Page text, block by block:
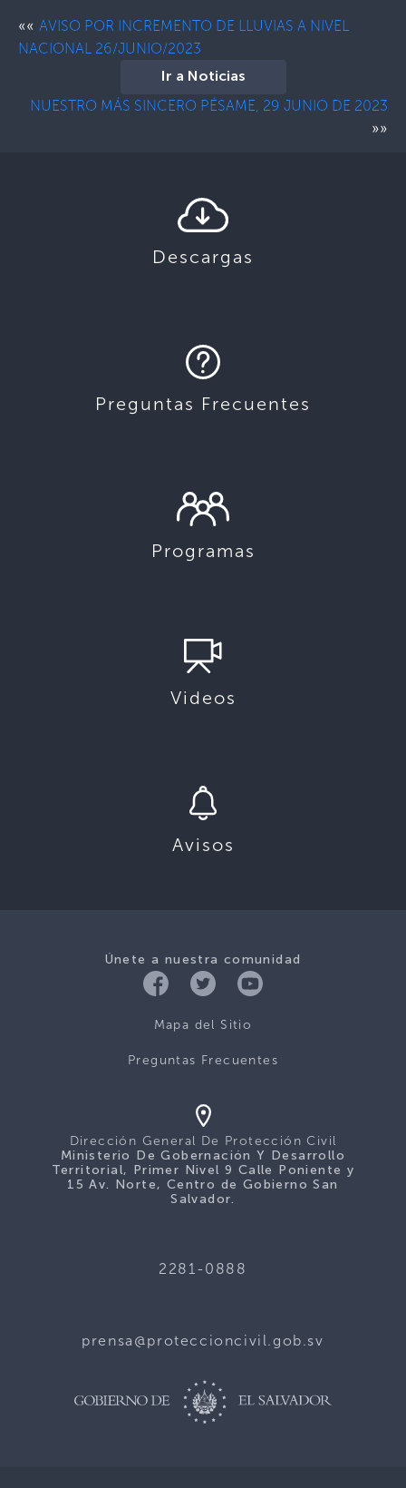
«« AVISO POR INCREMENTO DE LLUVIAS A NIVEL
NACIONAL 26/JUNIO/2023
Ir a Noticias
NUESTRO MÁS SINCERO PÉSAME, 29 JUNIO DE 2023
»»
Descargas
Preguntas Frecuentes
Programas
Videos
Avisos
Únete a nuestra comunidad
Mapa del Sitio
Preguntas Frecuentes
Dirección General De Protección Civil
Ministerio De Gobernación Y Desarrollo
Territorial, Primer Nivel 9 Calle Poniente y
15 Av. Norte, Centro de Gobierno San
Salvador.
2281-0888
prensa@proteccioncivil.gob.sv